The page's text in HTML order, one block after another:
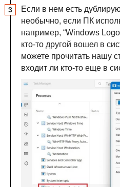
Если в нем есть
необычно, если ПК
например, “Windows
кто-то другой вошел в
можете прочитать нашу
входит ли кто-то еще в